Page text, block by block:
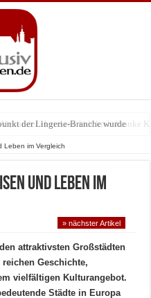
der Lingerie-Branche wurde
Leben im Vergleich
und Leben im
» nächster Artikel
attraktivsten Großstädten
Geschichte,
vielfältigen Kulturangebot.
Städte in Europa